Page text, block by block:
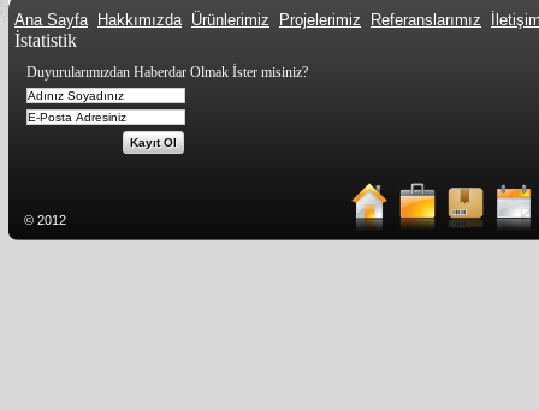
Ana Sayfa Hakkımızda Ürünlerimiz Projelerimiz Referanslarımız
İstatistik
Duyurularımızdan Haberdar Olmak İster misiniz?
© 2012